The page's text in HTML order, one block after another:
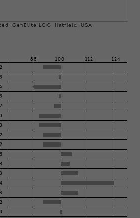
GenElite LCC, Hatfield, USA
88 100 112
124